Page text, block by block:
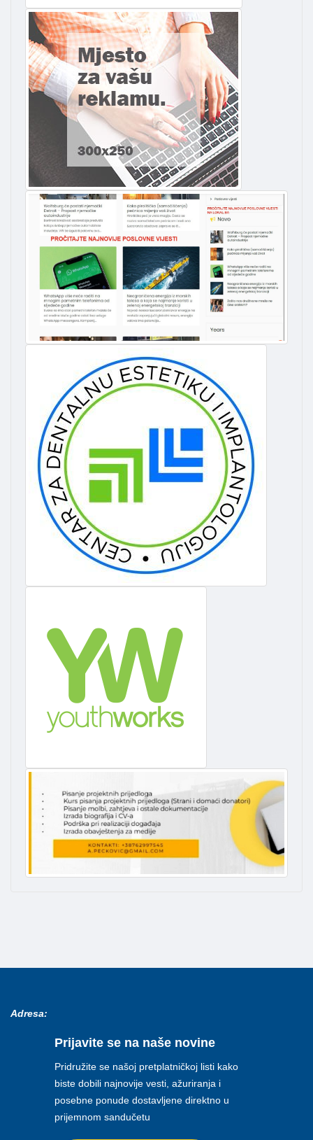
Adresa:
Prijavite se na naše novine
Pridružite se našoj pretplatničkoj listi kako
biste dobili najnovije vesti, ažuriranja i
posebne ponude dostavljene direktno u
prijemnom sandučetu